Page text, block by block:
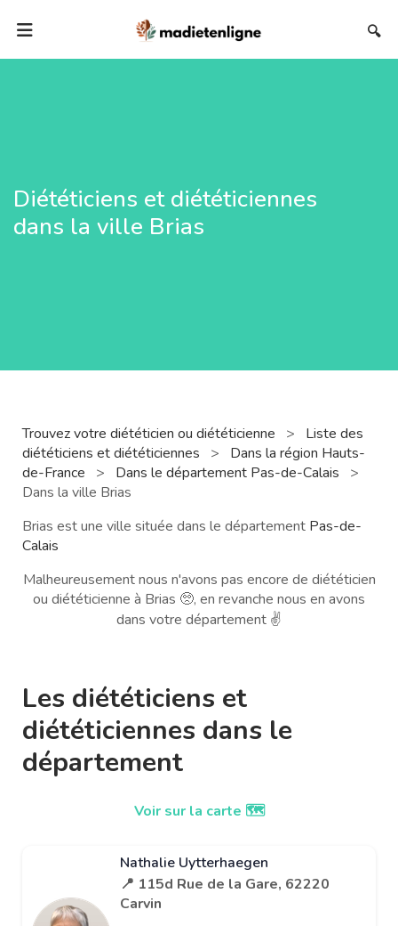
🔍
Diététiciens et diététiciennes
dans la ville Brias
Trouvez votre diététicien ou diététicienne >
Liste des
diététiciens et diététiciennes
>
Dans la région Hauts-
de-France
> Dans le département Pas-de-Calais
>
Dans la ville Brias
Brias est une ville située dans le département Pas-de-
Calais
Malheureusement nous n'avons pas encore de diététicien
ou diététicienne à Brias 🥺, en revanche nous en avons
dans votre département ✌️
Les diététiciens et
diététiciennes dans le
département
Voir sur la carte 🗺️
Nathalie Uytterhaegen
📍 115d Rue de la Gare, 62220
Carvin